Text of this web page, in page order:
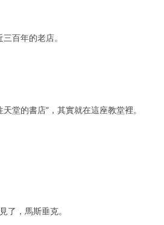
三百年的老店。
堂的書店”，其實就在這座教堂裡。
了，馬斯垂克。